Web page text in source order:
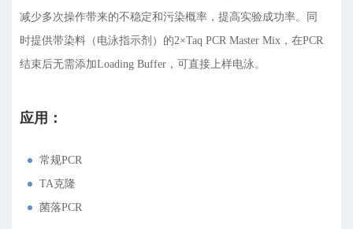
减少多次操作带来的不稳定和污染概率，提高实验成功率。同
时提供带染料（电泳指示剂）的2×Taq PCR Master Mix，在PCR
结束后无需添加Loading Buffer，可直接上样电泳。
应用：
常规PCR
TA克隆
菌落PCR